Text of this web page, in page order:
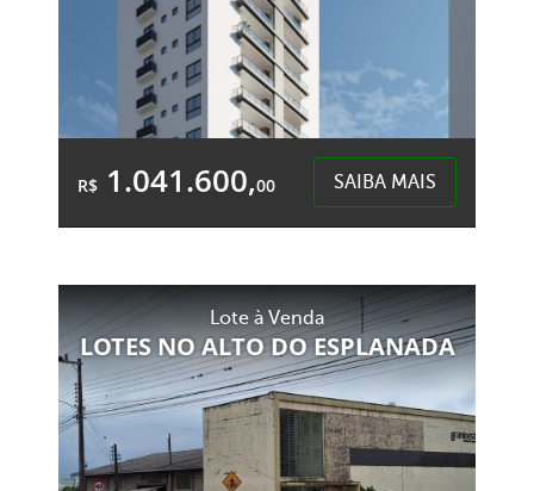
R$ 1.041.600,00 SAIBA MAIS
Área Total:
210,00m²
Área Privativa:
123,00m²
Presidente Médici - Chapecó
Lote à Venda
LOTES NO ALTO DO ESPLANADA